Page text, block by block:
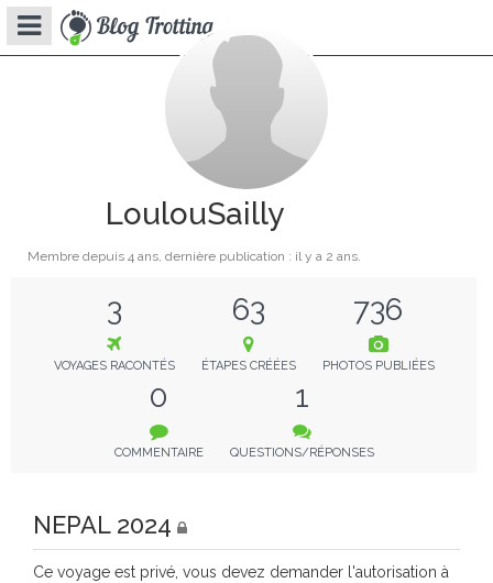
LoulouSailly
Membre depuis 4 ans, dernière publication : il y a 2 ans.
3
VOYAGES RACONTÉS
63
ÉTAPES CRÉÉES
736
PHOTOS PUBLIÉES
0
COMMENTAIRE
1
QUESTIONS/RÉPONSES
NEPAL 2024
Ce voyage est privé, vous devez demander l'autorisation à